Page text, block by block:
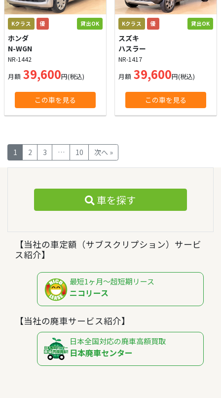
Kクラス 優 貸出OK
ホンダ
N-WGN
NR-1442
月額 39,600円(税込)
この車を見る
Kクラス 優 貸出OK
スズキ
ハスラー
NR-1417
月額 39,600円(税込)
この車を見る
1 2 3 … 10 次へ »
車を探す
【当社の車定額（サブスクリプション）サービ
ス紹介】
最短1ヶ月～超短期リース
ニコリース
【当社の廃車サービス紹介】
日本全国対応の廃車高額買取
日本廃車センター